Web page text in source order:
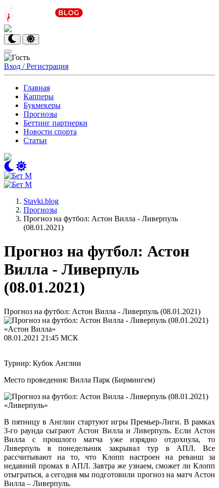
Вход / Регистрация
Главная
Капперы
Букмекеры
Прогнозы
Беттинг партнерки
Новости спорта
Статьи
Stavki.blog
Прогнозы
Прогноз на футбол: Астон Вилла - Ливерпуль
(08.01.2021)
Прогноз на футбол: Астон
Вилла - Ливерпуль
(08.01.2021)
Прогноз на футбол: Астон Вилла - Ливерпуль (08.01.2021)
«Астон Вилла»
08.01.2021 21:45 МСК
Турнир: Кубок Англии
Место проведения: Вилла Парк (Бирмингем)
«Ливерпуль»
В пятницу в Англии стартуют игры Премьер-Лиги. В рамках
3-го раунда сыграют Астон Вилла и Ливерпуль. Если Астон
Вилла с прошлого матча уже изрядно отдохнула, то
Ливерпуль в понедельник закрывал тур в АПЛ. Все
рассчитывают на то, что Клопп настроен на реванш за
недавний промах в АПЛ. Завтра же узнаем, сможет ли Клопп
отыграться, а сегодня мы подготовили прогноз на матч Астон
Вилла – Ливерпуль.